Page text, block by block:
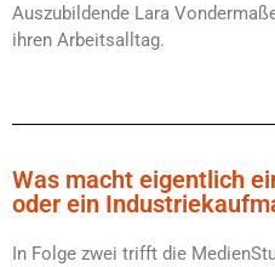
Auszubildende Lara
ihren Arbeitsalltag.
Was macht eigentlich
oder ein
In Folge zwei trifft die